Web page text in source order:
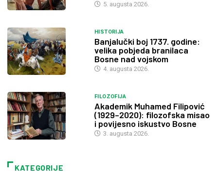
5. augusta 2026.
HISTORIJA
Banjalučki boj 1737. godine:
velika pobjeda branilaca
Bosne nad vojskom
4. augusta 2026.
FILOZOFIJA
Akademik Muhamed Filipović
(1929–2020): filozofska misao
i povijesno iskustvo Bosne
3. augusta 2026.
KATEGORIJE